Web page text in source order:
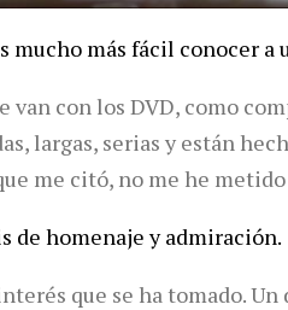
mucho más fácil conocer a
van con los DVD, como
largas, serias y están
me citó, no me he
de homenaje y admiración.
que se ha tomado.